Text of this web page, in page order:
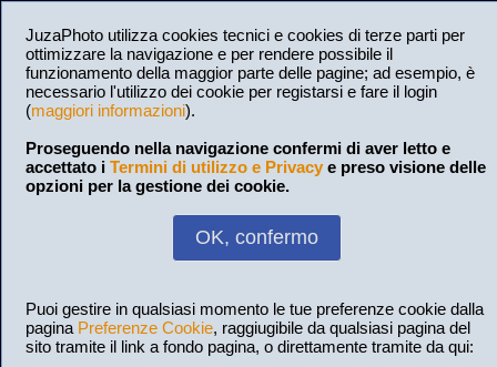
JuzaPhoto utilizza cookies tecnici e cookies di terze parti per
ottimizzare la navigazione e per rendere possibile il
funzionamento della maggior parte delle pagine; ad esempio, è
necessario l'utilizzo dei cookie per registarsi e fare il login
(maggiori informazioni).
Proseguendo nella navigazione confermi di aver letto e
accettato i Termini di utilizzo e Privacy e preso visione delle
opzioni per la gestione dei cookie.
OK, confermo
Puoi gestire in qualsiasi momento le tue preferenze cookie dalla
pagina Preferenze Cookie, raggiugibile da qualsiasi pagina del
sito tramite il link a fondo pagina, o direttamente tramite da qui: